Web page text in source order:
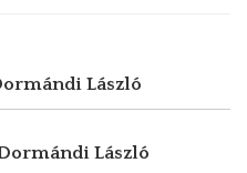
László
László